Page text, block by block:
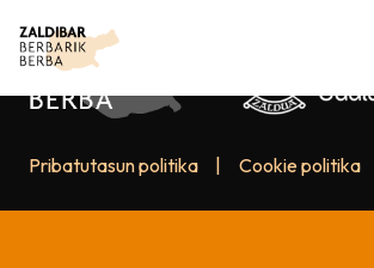
Pribatutasun politika Cookie politika